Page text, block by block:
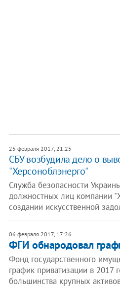
25 февраля 2017, 21:25
СБУ возбудила дело о
"Херсоноблэнерго"
Служба безопасности
должностных лиц компании
создании искусственной
06 февраля 2017, 17:26
ФГИ обнародовал
Фонд государственного
график приватизации в 2017
большинства крупных